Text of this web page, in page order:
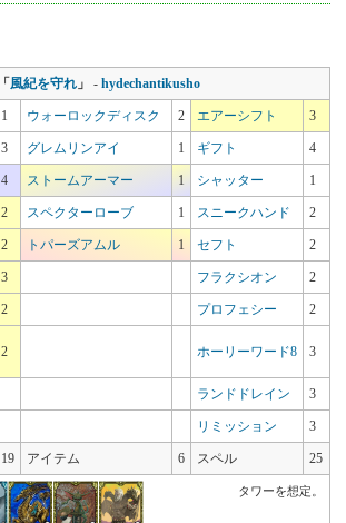
「 風紀を守れ」 - hydechantikusho
1 ウォーロックディスク 2 エアーシフト 3
3 グレムリンアイ 1 ギフト 4
4 ストームアーマー 1 シャッター 1
2 スペクターローブ 1 スニークハンド 2
2 トパーズアムル 1 セフト 2
3 フラクシオン 2
2 プロフェシー 2
2 ホーリーワード8 3
ランドドレイン 3
リミッション 3
19 アイテム 6 スペル 25
タワーを想定。